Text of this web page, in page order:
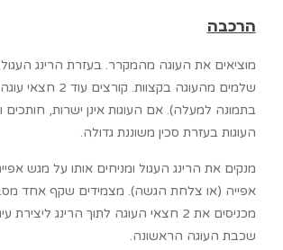
הרכבה
שלמים מהעוגה
בתמונה למעלה). אם העוגות אינן ישרות,
העוגות בעזרת סכין משוננת גדולה.
מנקים את הרינג העגול ומניחים אותו על מגש
אפייה (או צלחת הגשה). מצמידים שקף אחד
מכניסים את 2 חצאי העוגה לתוך הרינג
שכבת העוגה הראשונה.